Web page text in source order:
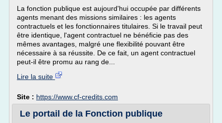
La fonction publique est aujourd'hui occupée par différents
agents menant des missions similaires : les agents
contractuels et les fonctionnaires titulaires. Si le travail peut
être identique, l'agent contractuel ne bénéficie pas des
mêmes avantages, malgré une flexibilité pouvant être
nécessaire à sa réussite. De ce fait, un agent contractuel
peut-il être promu au rang de...
Lire la suite
Site : https://www.cf-credits.com
Le portail de la Fonction publique